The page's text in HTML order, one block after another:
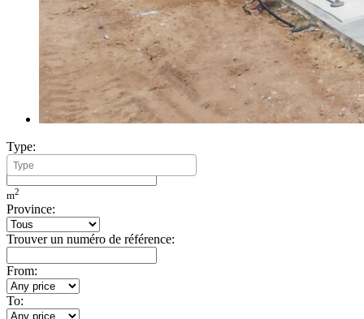
Type:
Minimum Build Area:
m2
Province:
Trouver un numéro de référence:
From:
To: